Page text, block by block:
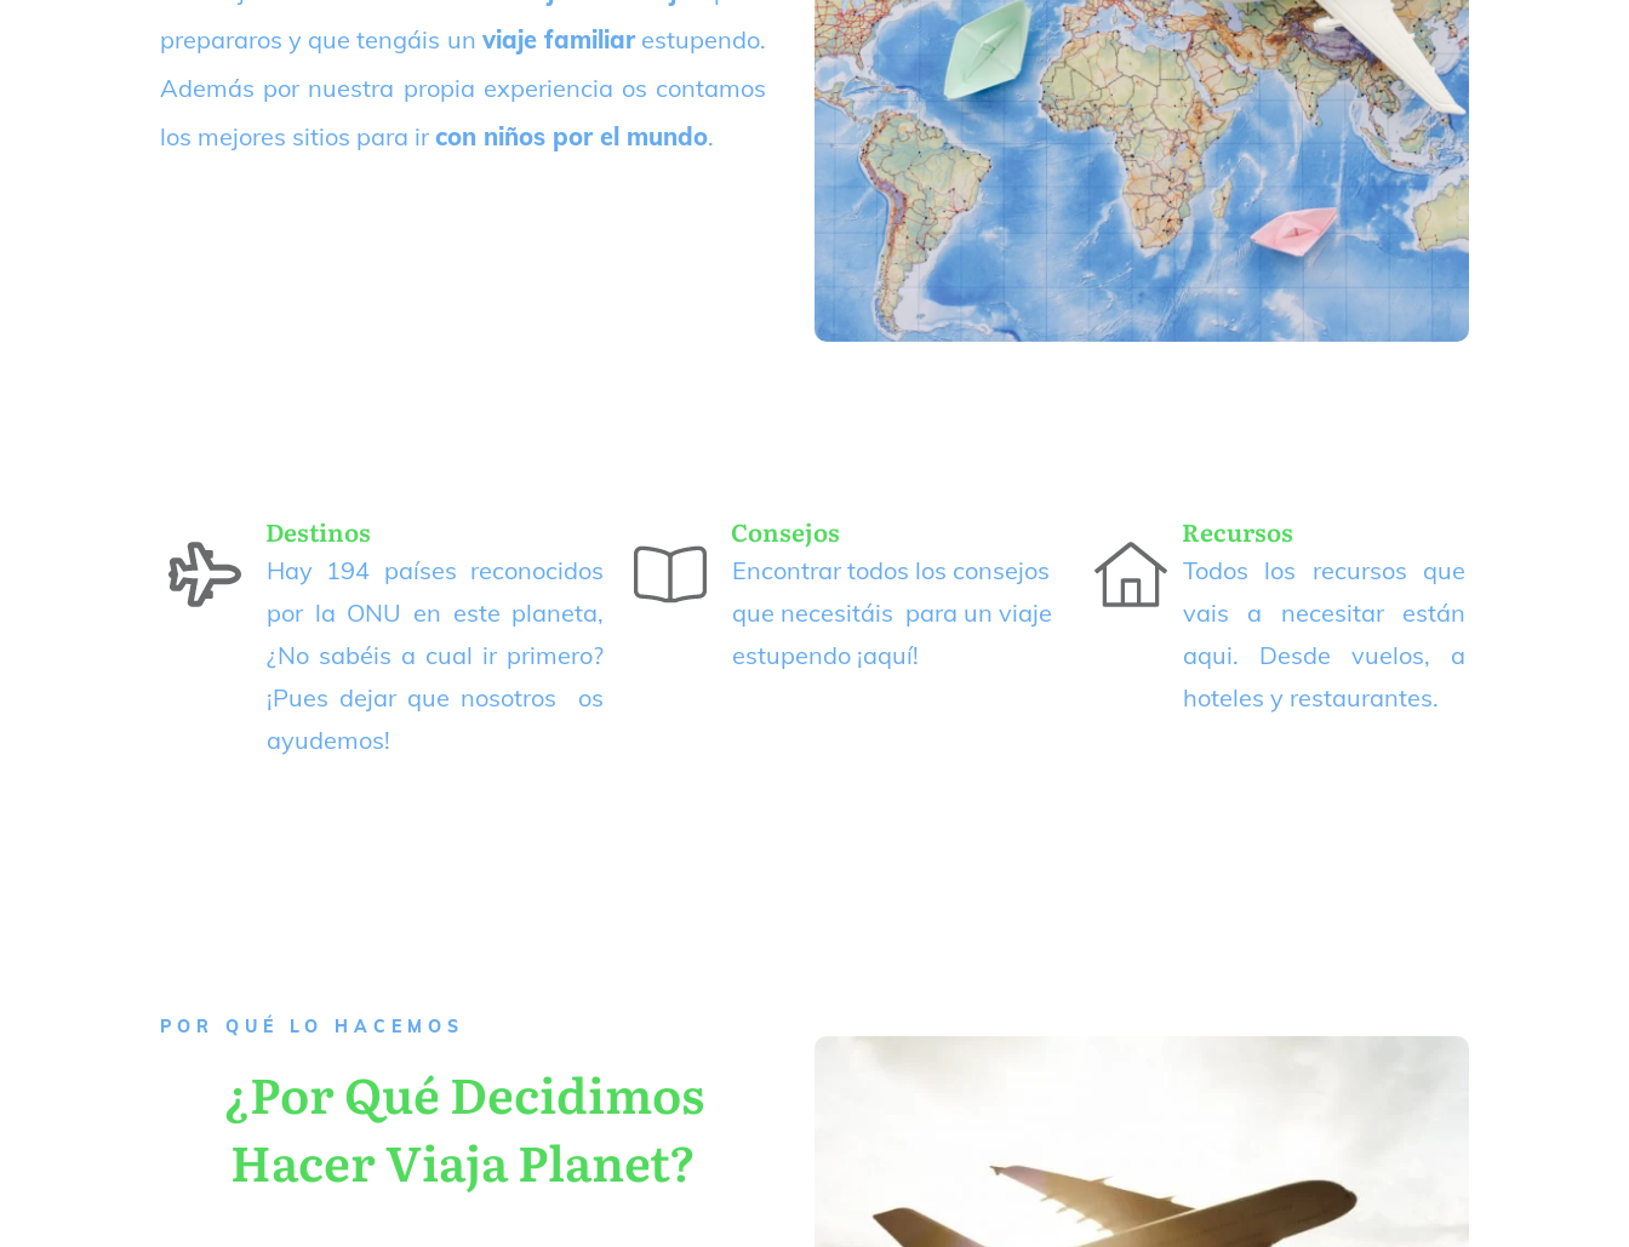
prepararos y que tengáis un viaje familiarestupendo.
Además por nuestra propia experiencia os contamos
los mejores sitios para ir con niños por el mundo.
Destinos
Hay 194 países reconocidos
por la ONU en este planeta,
¿No sabéis a cual ir primero?
¡Pues dejar que nosotros os
ayudemos!
Consejos
Encontrar todos los consejos
que necesitáis para un viaje
estupendo ¡aquí!
Recursos
Todos los recursos que
vais a necesitar están
aqui. Desde vuelos, a
hoteles y restaurantes.
P OR QUÉ LO HACEMOS
¿Por Qué Decidimos
Hacer Viaja Planet?